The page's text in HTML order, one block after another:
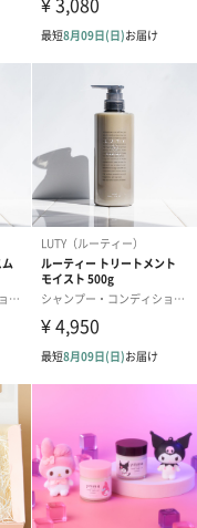
したヘアケアブランド
サつきなど大人女性
標にしています。
、使用後の髪の手触りや
メチコン、ホホバ種子
解シルク、セラミドＮ
ロイル 加水分解コラーゲ
エキス、アルガニアスピ
、オリーブ果実油、カニ
スプルビアリス油、ダイ